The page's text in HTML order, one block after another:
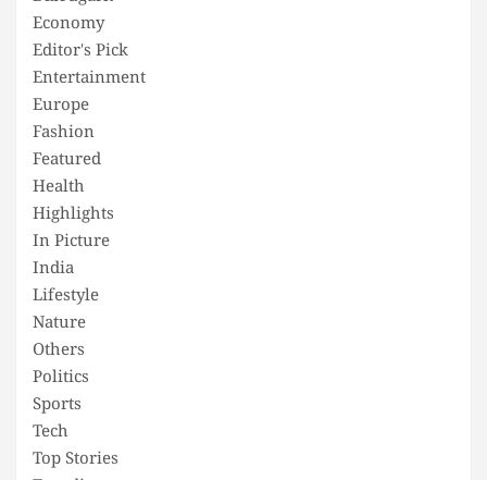
Economy
Editor's Pick
Entertainment
Europe
Fashion
Featured
Health
Highlights
In Picture
India
Lifestyle
Nature
Others
Politics
Sports
Tech
Top Stories